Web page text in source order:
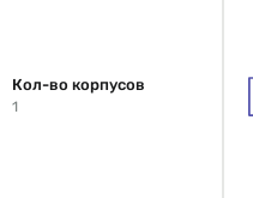
Кол-во корпусов
1